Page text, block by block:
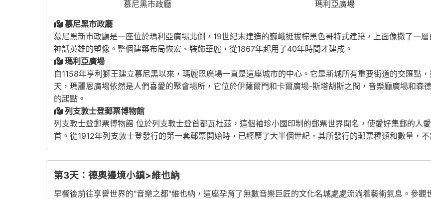
慕尼黑市政廳 瑪利亞廣場
慕尼黑市政廳
慕尼黑新市政廳是一座位於瑪利亞廣場北側，19世紀末建造的巍峨挺拔棕黑色哥特式建築，上面像撒了一
神話英雄的塑像。整個建築布局恢宏、裝飾華麗，從1867年起用了40年時間才建成。
瑪利亞廣場
自1158年亨利獅王建立慕尼黑以來，瑪麗恩廣場一直是這座城市的中心。它是新城所有重要街道的交匯點
天，瑪麗恩廣場依然是人們喜愛的聚會場所，它位於伊薩爾門和卡爾廣場-斯塔胡斯之間，音樂廳廣場和森
的起點。
列支敦士登郵票博物館
列支敦士登郵票博物館 位於列支敦士登首都瓦杜茲，這個袖珍小國印制的郵票世界聞名，使愛好集郵的人
首。從1912年列支敦士登發行的第一套郵票開始時，已經歷了大半個世紀，其所發行的郵票種類和數量，不
第3天：德奧邊境小鎮>維也納
早餐後前往享譽世界的"音樂之都"維也納，這座孕育了無數音樂巨匠的文化名城處處流淌着藝術氣息。參